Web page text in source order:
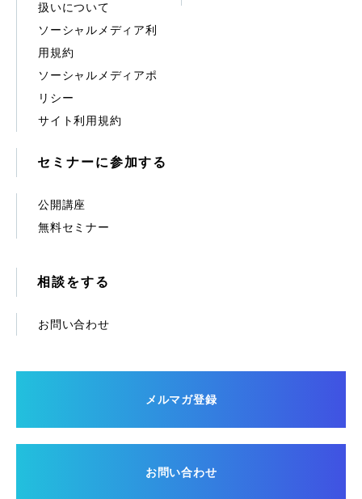
扱いについて
ソーシャルメディア利
用規約
ソーシャルメディアポ
リシー
サイト利用規約
セミナーに参加する
公開講座
無料セミナー
相談をする
お問い合わせ
メルマガ登録
お問い合わせ